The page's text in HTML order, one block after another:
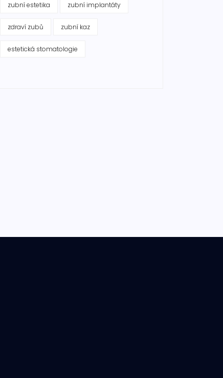
zubní estetika zubní implantáty
zdraví zubů zubní kaz
estetická stomatologie